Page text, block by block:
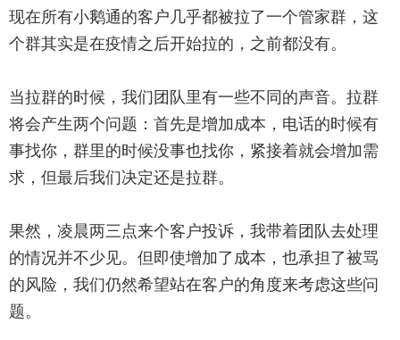
现在所有小鹅通的客户几乎都被拉了一个管家群，这
个群其实是在疫情之后开始拉的，之前都没有。
当拉群的时候，我们团队里有一些不同的声音。拉群
将会产生两个问题：首先是增加成本，电话的时候有
事找你，群里的时候没事也找你，紧接着就会增加需
求，但最后我们决定还是拉群。
果然，凌晨两三点来个客户投诉，我带着团队去处理
的情况并不少见。但即使增加了成本，也承担了被骂
的风险，我们仍然希望站在客户的角度来考虑这些问
题。